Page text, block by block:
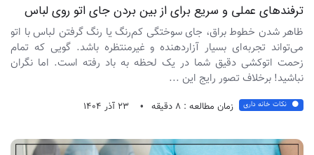
ترفندهای عملی و سریع برای از بین بردن جای اتو روی لباس‌
ظاهر شدن خطوط براق، جای سوختگی کم‌رنگ یا رنگ گرفتن لباس با اتو
می‌تواند تجربه‌ای بسیار آزاردهنده و غیرمنتظره باشد. گویی که تمام
زحمت اتوکشی دقیق شما در یک لحظه به باد رفته است. اما نگران
نباشید! برخلاف تصور رایج این ...
نکات خانه داری زمان مطالعه : 8 دقیقه